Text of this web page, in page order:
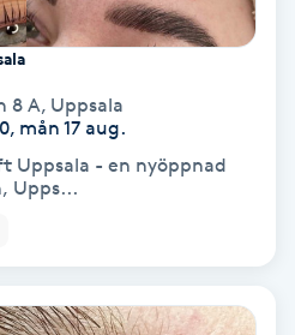
8 A, Uppsala
mån 17 aug.
Uppsala - en nyöppnad
Upps...